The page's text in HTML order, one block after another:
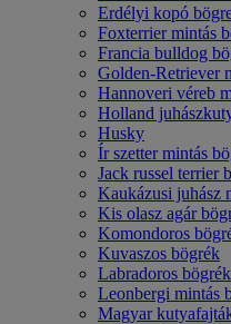
Erdélyi kopó
Foxterrier mintás
Francia bulldog
Golden-Retriever
Hannoveri véreb
Holland
Husky
Ír szetter mintás
Jack russel terrier
Kaukázusi juhász
Kis olasz agár
Komondoros
Kuvaszos bögrék
Labradoros bögrék
Leonbergi mintás
Magyar